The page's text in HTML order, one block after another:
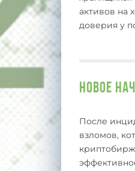
активов на
доверия у
Новое
После
взломов,